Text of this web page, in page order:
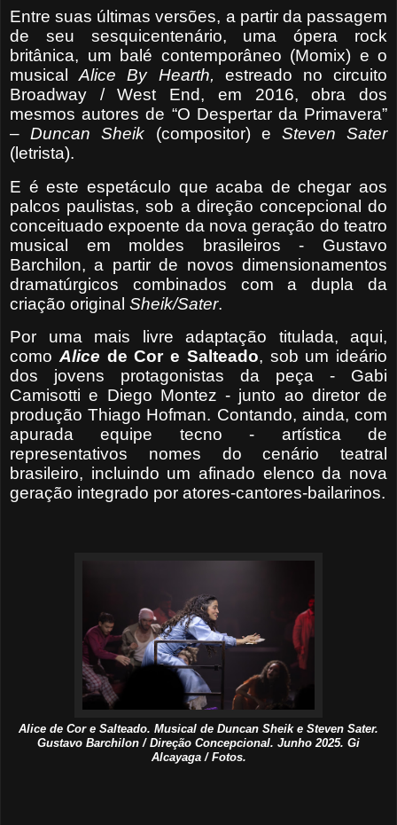
Entre suas últimas versões, a partir da passagem
de seu sesquicentenário, uma ópera rock
britânica, um balé contemporâneo (Momix) e o
musicalAlice By Hearth, estreado no circuito
Broadway / West End, em 2016, obra dos
mesmos autores de “O Despertar da Primavera”
–Duncan Sheik (compositor) e Steven Sater
(letrista).
E é este espetáculo que acaba de chegar aos
palcos paulistas, sob a direção concepcional do
conceituado expoente da nova geração do teatro
musical em moldes brasileiros - Gustavo
Barchilon, a partir de novos dimensionamentos
dramatúrgicos combinados com a dupla da
criação original Sheik/Sater.
Por uma mais livre adaptação titulada, aqui,
como Alice de Cor e Salteado, sob um ideário
dos jovens protagonistas da peça - Gabi
Camisotti e Diego Montez - junto ao diretor de
produção Thiago Hofman. Contando, ainda, com
apurada equipe tecno - artística de
representativos nomes do cenário teatral
brasileiro, incluindo um afinado elenco da nova
geração integrado por atores-cantores-bailarinos.
Alice de Cor e Salteado. Musical de Duncan Sheik e Steven Sater.
Gustavo Barchilon / Direção Concepcional. Junho 2025. Gi
Alcayaga / Fotos.